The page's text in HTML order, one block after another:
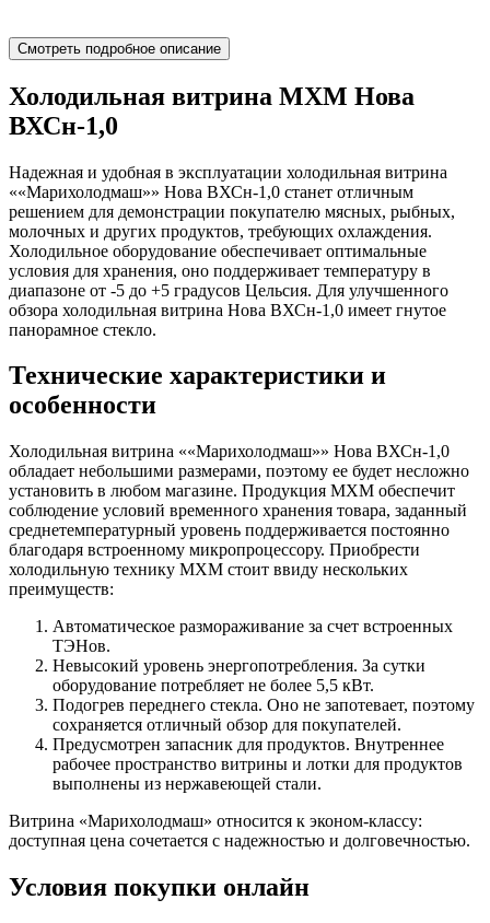
Смотреть подробное описание
Холодильная витрина МХМ Нова
ВХСн-1,0
Надежная и удобная в эксплуатации холодильная витрина
««Марихолодмаш»» Нова ВХСн-1,0 станет отличным
решением для демонстрации покупателю мясных, рыбных,
молочных и других продуктов, требующих охлаждения.
Холодильное оборудование обеспечивает оптимальные
условия для хранения, оно поддерживает температуру в
диапазоне от -5 до +5 градусов Цельсия. Для улучшенного
обзора холодильная витрина Нова ВХСн-1,0 имеет гнутое
панорамное стекло.
Технические характеристики и
особенности
Холодильная витрина ««Марихолодмаш»» Нова ВХСн-1,0
обладает небольшими размерами, поэтому ее будет несложно
установить в любом магазине. Продукция МХМ обеспечит
соблюдение условий временного хранения товара, заданный
среднетемпературный уровень поддерживается постоянно
благодаря встроенному микропроцессору. Приобрести
холодильную технику МХМ стоит ввиду нескольких
преимуществ:
Автоматическое размораживание за счет встроенных
ТЭНов.
Невысокий уровень энергопотребления. За сутки
оборудование потребляет не более 5,5 кВт.
Подогрев переднего стекла. Оно не запотевает, поэтому
сохраняется отличный обзор для покупателей.
Предусмотрен запасник для продуктов. Внутреннее
рабочее пространство витрины и лотки для продуктов
выполнены из нержавеющей стали.
Витрина «Марихолодмаш» относится к эконом-классу:
доступная цена сочетается с надежностью и долговечностью.
Условия покупки онлайн